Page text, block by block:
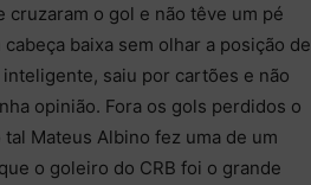
cruzaram o gol e não têve um pé
baixa sem olhar a posição de
saiu por cartões e não
opinião. Fora os gols perdidos o
Mateus Albino fez uma de um
o goleiro do CRB foi o grande